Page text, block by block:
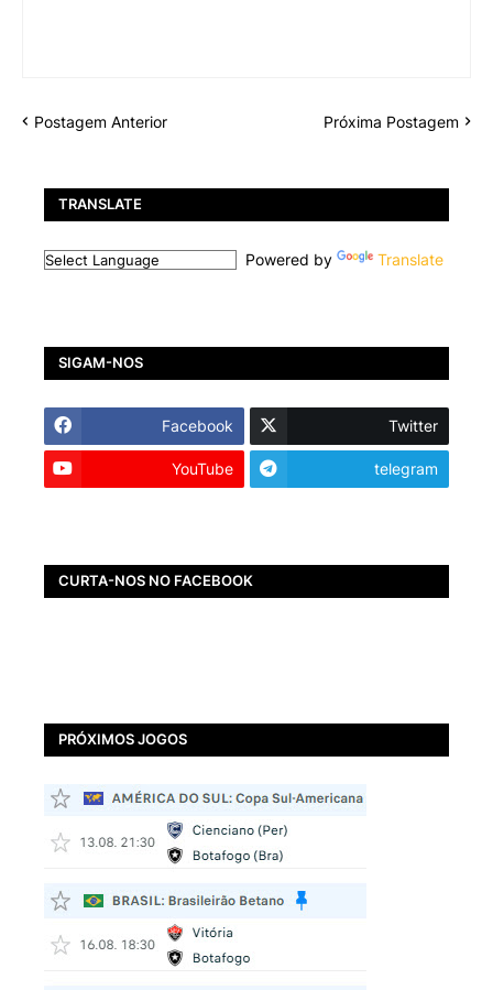
Postagem Anterior Próxima Postagem
TRANSLATE
Powered by Translate
SIGAM-NOS
Facebook Twitter
YouTube telegram
CURTA-NOS NO FACEBOOK
PRÓXIMOS JOGOS